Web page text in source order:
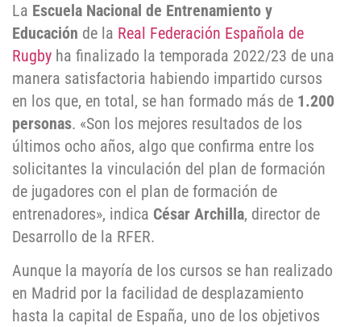
La Escuela Nacional de Entrenamiento y
Educación de la Real Federación Española de
Rugby ha finalizado la temporada 2022/23 de una
manera satisfactoria habiendo impartido cursos
en los que, en total, se han formado más de 1.200
personas. «Son los mejores resultados de los
últimos ocho años, algo que confirma entre los
solicitantes la vinculación del plan de formación
de jugadores con el plan de formación de
entrenadores», indica César Archilla, director de
Desarrollo de la RFER.
Aunque la mayoría de los cursos se han realizado
en Madrid por la facilidad de desplazamiento
hasta la capital de España, uno de los objetivos